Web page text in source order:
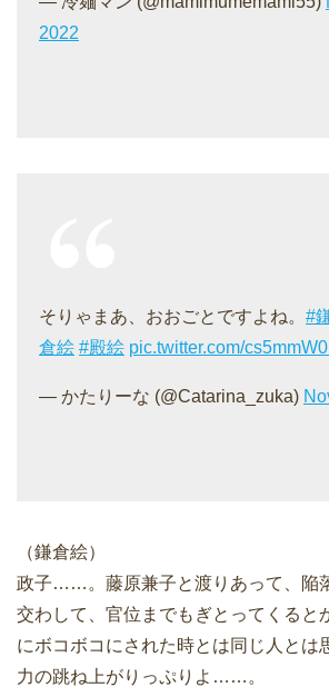
2022
そりゃまあ、おおごとですよね。 #
倉絵 #殿絵 pic.twitter.com/
— かたりーな (@Catarina_zuka)
（鎌倉絵）
政子……。藤原兼子と渡りあって、陥
交わして、官位までもぎとってくる
にボコボコにされた時とは同じ人とは
力の跳ね上がりっぷりよ……。